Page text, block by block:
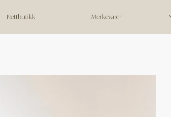
Nettbutikk Merkevarer